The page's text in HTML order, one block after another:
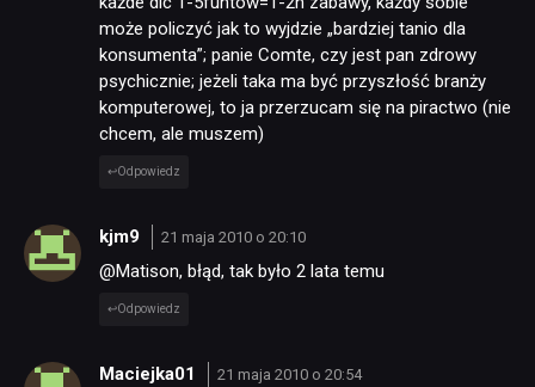
może policzyć jak to wyjdzie „bardziej tanio dla
konsumenta”; panie Comte, czy jest pan zdrowy
psychicznie; jeżeli taka ma być przyszłość branży
komputerowej, to ja przerzucam się na piractwo (nie
chcem, ale muszem)
Odpowiedz
kjm9 21 maja 2010 o 20:10
@Matison, błąd, tak było 2 lata temu
Odpowiedz
Maciejka01 21 maja 2010 o 20:54